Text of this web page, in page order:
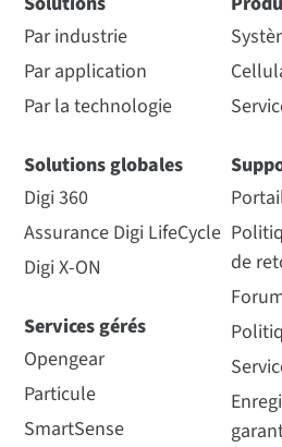
Par industrie
Par application
Par la technologie
Solutions globales
Digi 360
Assurance Digi LifeCycle
Digi X-ON
Services gérés
Opengear
Particule
SmartSense
de